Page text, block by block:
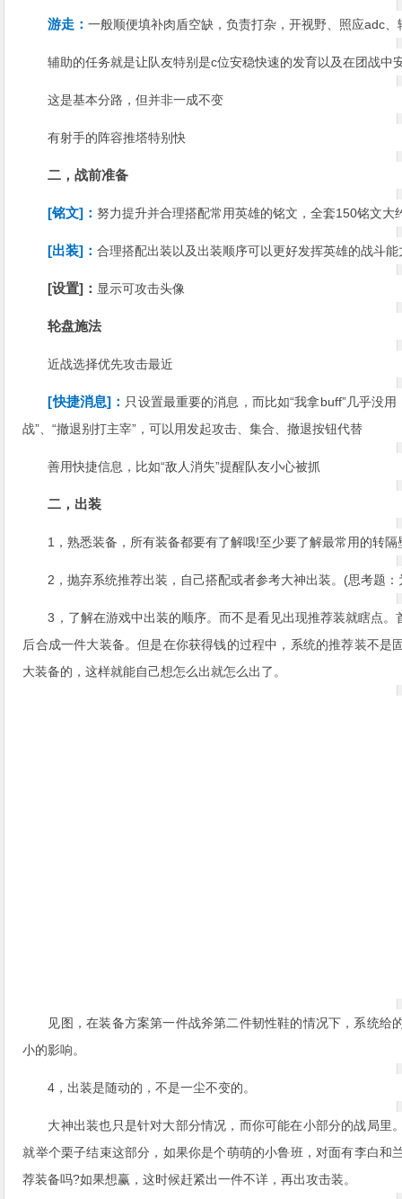
游走：一般顺便填补肉盾空缺，负责打杂，开视野、照应adc
辅助的任务就是让队友特别是c位安稳快速的发育以及在团战中
这是基本分路，但并非一成不变
有射手的阵容推塔特别快
二，战前准备
[铭文]： 努力提升并合理搭配常用英雄的铭文，全套150铭文大
[出装]：合理搭配出装以及出装顺序可以更好发挥英雄的战斗能
[设置]： 显示可攻击头像
轮盘施法
近战选择优先攻击最近
[快捷消息]： 只设置最重要的消息，而比如“我拿buff”几乎没
战”、“撤退别打主宰”，可以用发起攻击、集合、撤退按钮代替
善用快捷信息，比如“敌人消失”提醒队友小心被抓
二，出装
1，熟悉装备，所有装备都要有了解哦!至少要了解最常用的转隔
2，抛弃系统推荐出装，自己搭配或者参考大神出装。(思考题
3，了解在游戏中出装的顺序。而不是看见出现推荐装就瞎点
后合成一件大装备。但是在你获得钱的过程中，系统的推荐装不
大装备的，这样就能自己想怎么出就怎么出了。
见图，在装备方案第一件战斧第二件韧性鞋的情况下，系统
小的影响。
4，出装是随动的，不是一尘不变的。
大神出装也只是针对大部分情况，而你可能在小部分的战局
就举个栗子结束这部分，如果你是个萌萌的小鲁班，对面有李白
荐装备吗?如果想赢，这时候赶紧出一件不详，再出攻击装。